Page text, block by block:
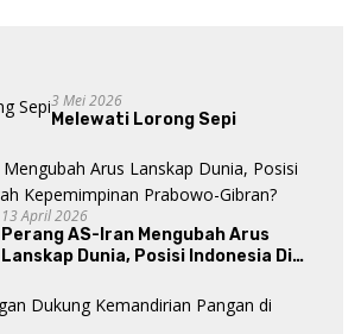
3 Mei 2026
Melewati Lorong Sepi
13 April 2026
Perang AS-Iran Mengubah Arus
Lanskap Dunia, Posisi Indonesia Di
Gibran?